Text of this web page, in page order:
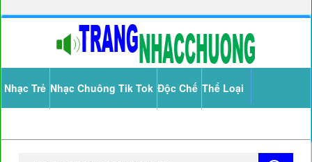
Nhạc Trẻ Nhạc Chuông Tik Tok Độc Chế Thể Loại